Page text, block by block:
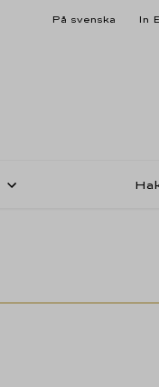
På svenska In